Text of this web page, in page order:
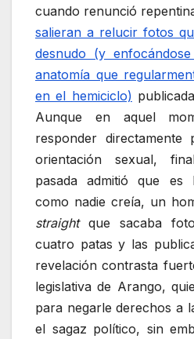
cuando renunció
salieran a relucir fotos
desnudo (y
anatomía que
en el hemiciclo)
Aunque en aquel
responder directamente
orientación sexual,
pasada admitió que es
como nadie creía, un
straightque sacaba
cuatro patas y las
revelación contrasta
legislativa de Arango,
para negarle derechos a
el sagaz político, sin